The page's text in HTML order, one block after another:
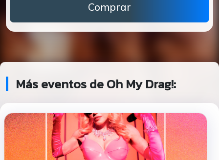
Comprar
Más eventos de Oh My Drag!: